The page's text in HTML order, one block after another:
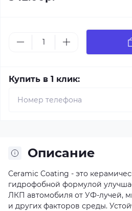
Купить в 1 клик:
Описание
Ceramic Coating - это
гидрофобной формулой
ЛКП автомобиля от УФ-лучей,
и других факторов среды.